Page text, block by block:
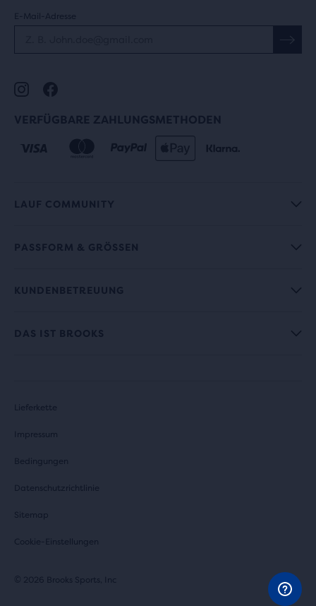
E-Mail-Adresse
VERFÜGBARE ZAHLUNGSMETHODEN
LAUF COMMUNITY
PASSFORM & GRÖSSEN
KUNDENBETREUUNG
DAS IST BROOKS
Lieferkette
Impressum
Bedingungen
Datenschutzrichtlinie
Sitemap
Cookie-Einstellungen
© 2026 Brooks Sports, Inc